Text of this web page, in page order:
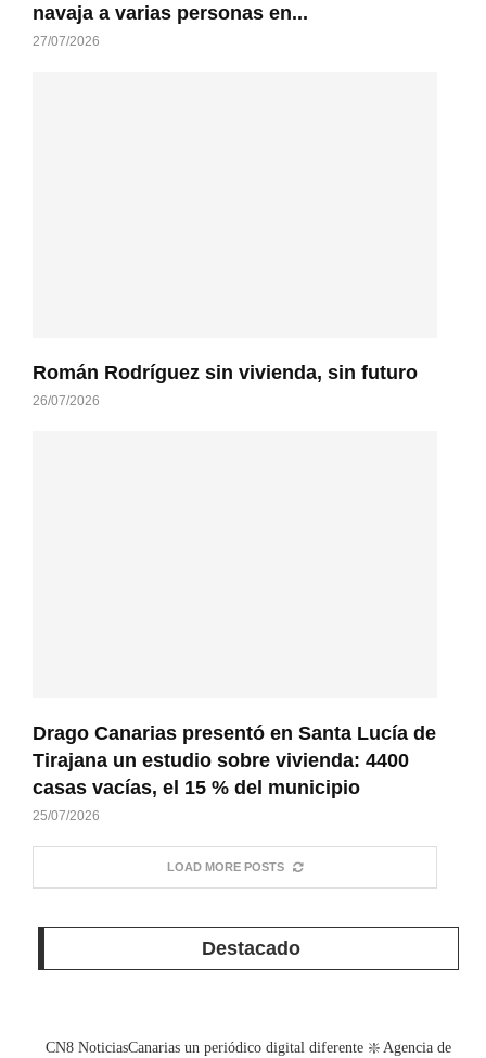
navaja a varias personas en...
27/07/2026
Román Rodríguez sin vivienda, sin futuro
26/07/2026
Drago Canarias presentó en Santa Lucía de
Tirajana un estudio sobre vivienda: 4400
casas vacías, el 15 % del municipio
25/07/2026
LOAD MORE POSTS
Destacado
CN8 NoticiasCanarias un periódico digital diferente ❇️ Agencia de